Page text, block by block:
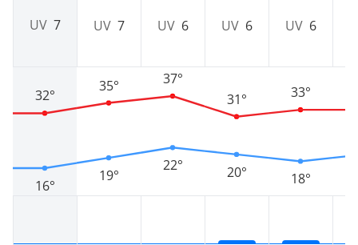
UV 7
16°
32°
UV 7
19°
35°
UV 6
22°
37°
UV 6
20°
31°
UV 6
18°
33°